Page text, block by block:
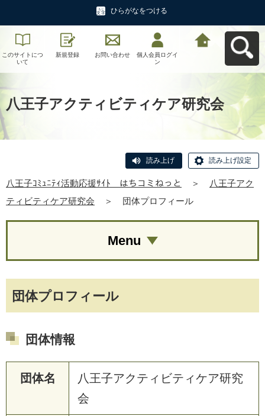
ひらがなをつける
このサイトにつ
いて
新規登録 お問い合わせ
個人会員ログイ
ン
八王子アクティビティケア研究会
読み上げ 読み上げ設定
八王子ｺﾐｭﾆﾃｨ活動応援ｻｲﾄ はちコミねっと ＞
八王子アク
ティビティケア研究会
＞ 団体プロフィール
団体プロフィール
団体情報
団体名
八王子アクティビティケア研究
会
Menu